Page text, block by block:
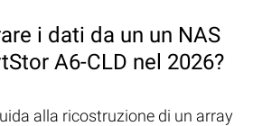
i dati da un un NAS
A6-CLD nel 2026?
alla ricostruzione di un array